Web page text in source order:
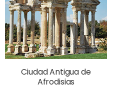
Ciudad Antigua de
Afrodisias